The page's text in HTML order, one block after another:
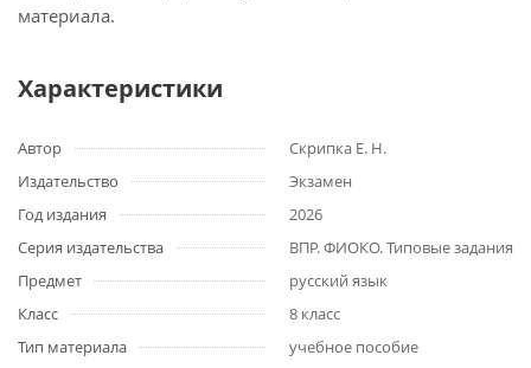
материала.
Характеристики
Автор
Скрипка Е. Н.
Издательство
Экзамен
Год издания
2026
Серия издательства
ВПР. ФИОКО. Типовые задания
Предмет
русский язык
Класс
8 класс
Тип материала
учебное пособие